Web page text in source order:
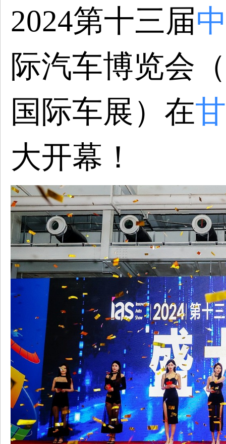
2024第十三届
际汽车博览会
国际车展 ） 在
大开幕！